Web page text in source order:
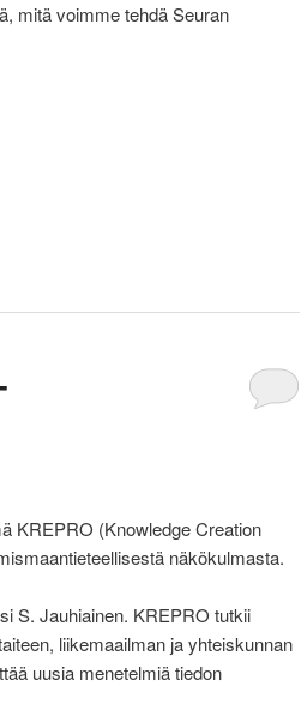
mitä voimme tehdä Seuran
KREPRO (Knowledge Creation
näkökulmasta.
S. Jauhiainen. KREPRO tutkii
liikemaailman ja yhteiskunnan
uusia menetelmiä tiedon